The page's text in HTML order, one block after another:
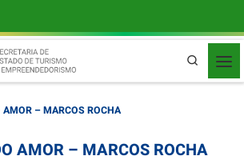
Pesquisa
AMOR – MARCOS ROCHA
AMOR – MARCOS ROCHA